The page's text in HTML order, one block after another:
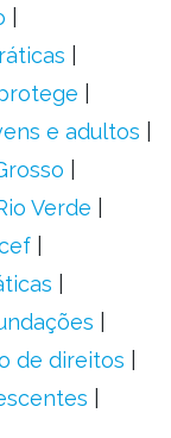
e adultos
Verde
de direitos